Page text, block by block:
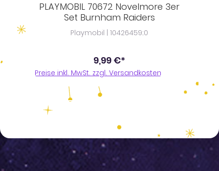
PLAYMOBIL 70672 Novelmore 3er
Set Burnham Raiders
Playmobil | 10426459;0
9,99 €*
Preise inkl. MwSt. zzgl. Versandkosten